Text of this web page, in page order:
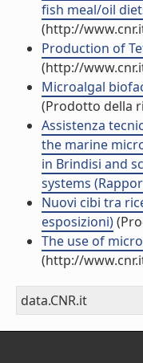
fish meal/oil
(http://
Production of
(http://
Microalgal
(Prodotto della
Assistenza
the marine
in Brindisi and
systems
Nuovi cibi tra
esposizioni)
The use of
(http://
data.CNR.it